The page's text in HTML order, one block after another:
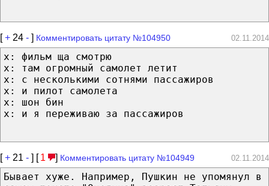
[+ 24 - ] Комментировать цитату №104950 02.11.2014
x: фильм ща смотрю
x: там огромный самолет летит
x: с несколькими сотнями пассажиров
x: и пилот самолета
x: шон бин
x: и я переживаю за пассажиров
[+ 21 - ] [ 1 ] Комментировать цитату №104949 02.11.2014
Бывает хуже. Например, Пушкин не упомянул в